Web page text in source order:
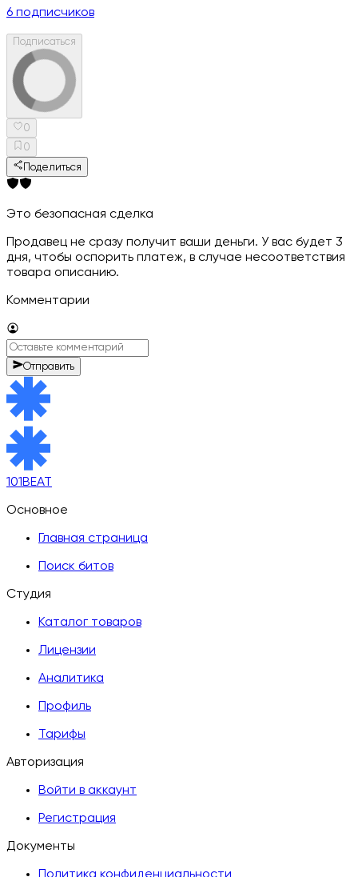
6 подписчиков
Подписаться
0
0
Поделиться
Это безопасная сделка
Продавец не сразу получит ваши деньги. У вас будет 3
дня, чтобы оспорить платеж, в случае несоответствия
товара описанию.
Комментарии
Отправить
101BEAT
Основное
Главная страница
Поиск битов
Студия
Каталог товаров
Лицензии
Аналитика
Профиль
Тарифы
Авторизация
Войти в аккаунт
Регистрация
Документы